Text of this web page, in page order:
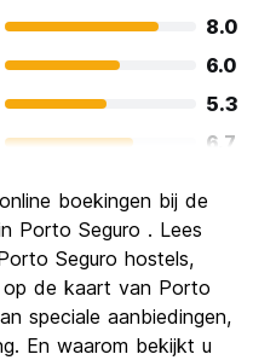
8.0
6.0
5.3
6.7
7.3
boekingen bij de
Porto Seguro . Lees
Seguro hostels,
op de kaart van Porto
speciale aanbiedingen,
En waarom bekijkt u